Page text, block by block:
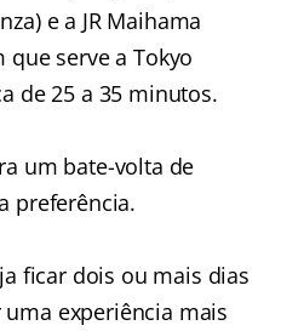
e a JR Maihama
que serve a Tokyo
de 25 a 35 minutos.
um bate-volta de
preferência.
ficar dois ou mais dias
experiência mais